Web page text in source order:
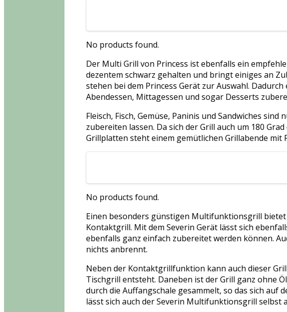
No products found.
Der Multi Grill von Princess ist ebenfalls ein
dezentem schwarz gehalten und bringt einiges an
stehen bei dem Princess Gerät zur Auswahl.
Abendessen, Mittagessen und sogar Desserts
Fleisch, Fisch, Gemüse, Paninis und Sandwiches
zubereiten lassen. Da sich der Grill auch um 180
Grillplatten steht einem gemütlichen Grillabende mit
No products found.
Einen besonders günstigen Multifunktionsgrill
Kontaktgrill. Mit dem Severin Gerät lässt sich
ebenfalls ganz einfach zubereitet werden können.
nichts anbrennt.
Neben der Kontaktgrillfunktion kann auch dieser
Tischgrill entsteht. Daneben ist der Grill ganz ohne
durch die Auffangschale gesammelt, so das sich auf
lässt sich auch der Severin Multifunktionsgrill selbst